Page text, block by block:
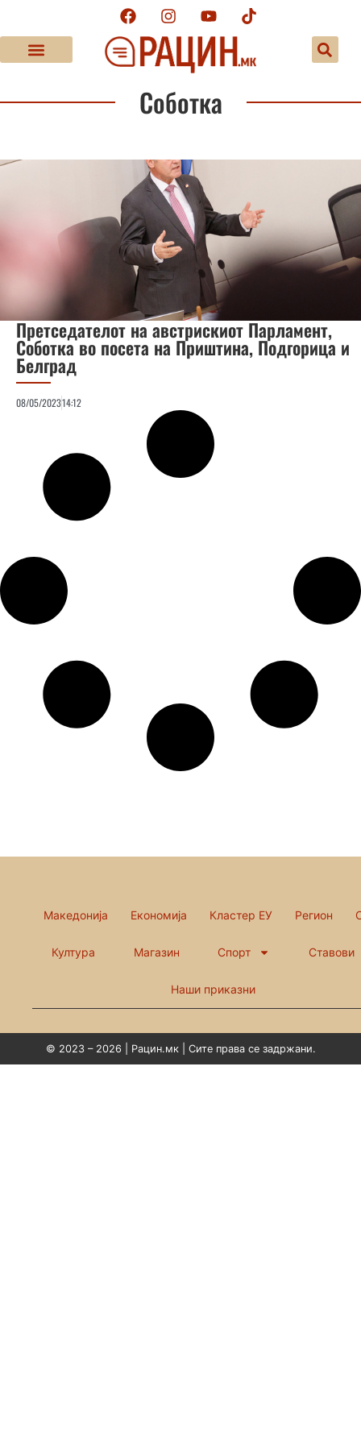
Соботка
Претседателот на австрискиот Парламент,
Соботка во посета на Приштина, Подгорица и
Белград
08/05/202314:12
Македонија Економија Кластер ЕУ Регион
Култура Магазин Спорт Ставови
Наши приказни
© 2023 – 2026 | Рацин.мк | Сите права се задржани.